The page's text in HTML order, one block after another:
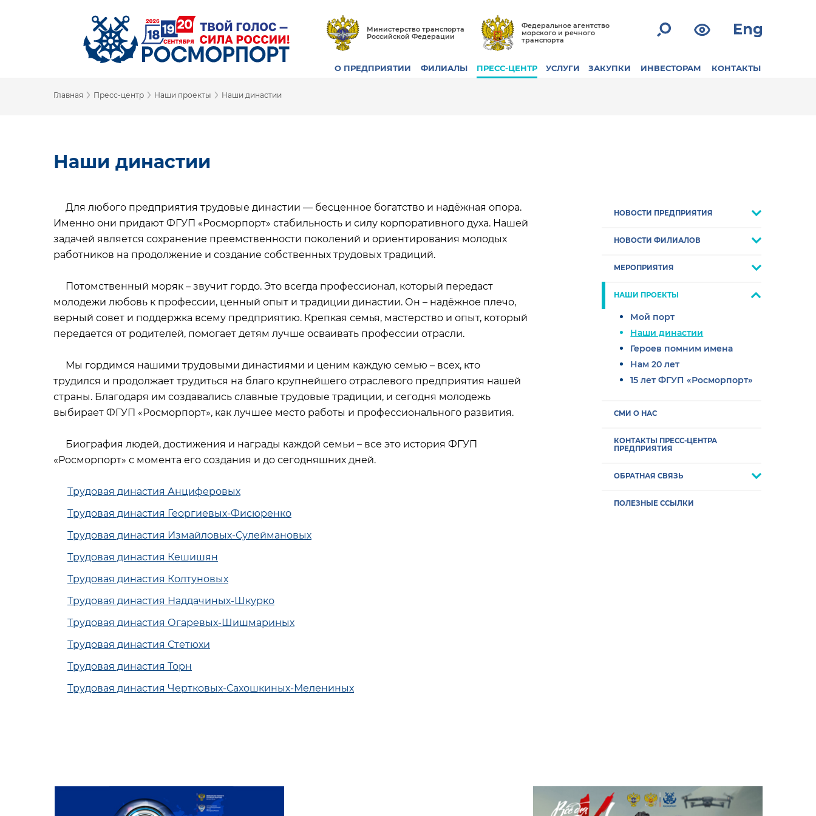
Министерство транспорта
Российской Федерации
Федеральное агентство
морского и речного
транспорта
О ПРЕДПРИЯТИИ ФИЛИАЛЫ ПРЕСС-ЦЕНТР УСЛУГИ ЗАКУПКИ ИНВЕСТОРАМ КОНТАКТЫ
Главная › Пресс-центр › Наши проекты › Наши династии
Наши династии
Для любого предприятия трудовые династии — бесценное богатство и надёжная опора.
Именно они придают ФГУП «Росморпорт» стабильность и силу корпоративного духа. Нашей
задачей является сохранение преемственности поколений и ориентирования молодых
работников на продолжение и создание собственных трудовых традиций.
Потомственный моряк – звучит гордо. Это всегда профессионал, который передаст
молодежи любовь к профессии, ценный опыт и традиции династии. Он – надёжное плечо,
верный совет и поддержка всему предприятию. Крепкая семья, мастерство и опыт, который
передается от родителей, помогает детям лучше осваивать профессии отрасли.
Мы гордимся нашими трудовыми династиями и ценим каждую семью – всех, кто
трудился и продолжает трудиться на благо крупнейшего отраслевого предприятия нашей
страны. Благодаря им создавались славные трудовые традиции, и сегодня молодежь
выбирает ФГУП «Росморпорт», как лучшее место работы и профессионального развития.
Биография людей, достижения и награды каждой семьи – все это история ФГУП
«Росморпорт» с момента его создания и до сегодняшних дней.
Трудовая династия Анциферовых
Трудовая династия Георгиевых-Фисюренко
Трудовая династия Измайловых-Сулеймановых
Трудовая династия Кешишян
Трудовая династия Колтуновых
Трудовая династия Наддачиных-Шкурко
Трудовая династия Огаревых-Шишмариных
Трудовая династия Стетюхи
Трудовая династия Торн
Трудовая династия Чертковых-Сахошкиных-Мелениных
НОВОСТИ ПРЕДПРИЯТИЯ
НОВОСТИ ФИЛИАЛОВ
МЕРОПРИЯТИЯ
НАШИ ПРОЕКТЫ
Мой порт
Наши династии
Героев помним имена
Нам 20 лет
15 лет ФГУП «Росморпорт»
СМИ О НАС
КОНТАКТЫ ПРЕСС-ЦЕНТРА
ПРЕДПРИЯТИЯ
ОБРАТНАЯ СВЯЗЬ
ПОЛЕЗНЫЕ ССЫЛКИ